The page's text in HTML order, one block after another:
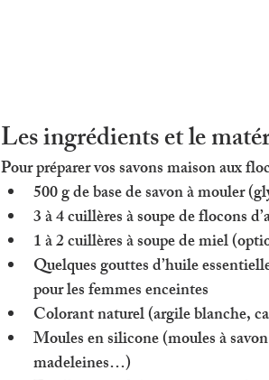
Les ingrédients et le
Pour préparer vos savons maison aux
500 g de base de savon à mouler
3 à 4 cuillères à soupe de flocons
1 à 2 cuillères à soupe de miel
Quelques gouttes d’huile
pour les femmes enceintes
Colorant naturel (argile blanche,
Moules en silicone (moules à
madeleines…)